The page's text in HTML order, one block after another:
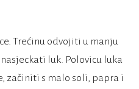
Trećinu odvojiti u manju
luk. Polovicu luka
začiniti s malo soli, papra i